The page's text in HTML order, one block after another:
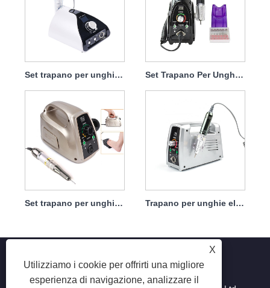
Set trapano per unghie necessario elettrico 65 W 35000 giri/min Set Trapano Per Unghie Elettrico Per Rimuovere Dip 65w 35000rpm
Set trapano per unghie portatile elettrico con potente motore 65w 35000rpm Trapano per unghie elettrico, manipolo non facile da danneggiare, 65 W, 35.000 giri/min
X
Utilizziamo i cookie per offrirti una migliore
esperienza di navigazione, analizzare il